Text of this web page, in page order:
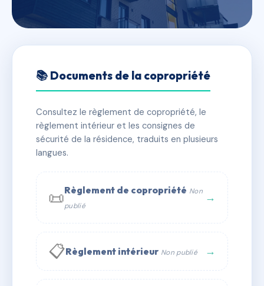
DES CISEAUX
✓ Immatriculée 🏠 20 lots 🏗 1 bâtiment(s)
📞 Contacter Syndic Digital
📚 Documents de la copropriété
Consultez le règlement de copropriété, le
règlement intérieur et les consignes de
sécurité de la résidence, traduits en plusieurs
langues.
📜Règlement de copropriété Non
publié
→
📋Règlement intérieur Non publié →